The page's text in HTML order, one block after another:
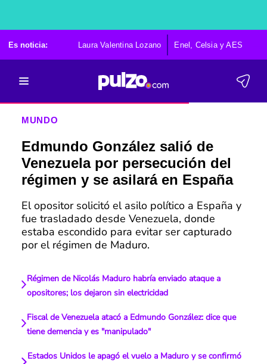
Es noticia: Laura Valentina Lozano Enel, Celsia y AES
MUNDO
Edmundo González salió de
Venezuela por persecución del
régimen y se asilará en España
El opositor solicitó el asilo político a España y
fue trasladado desde Venezuela, donde
estaba escondido para evitar ser capturado
por el régimen de Maduro.
Régimen de Nicolás Maduro habría enviado ataque a
opositores; los dejaron sin electricidad
Fiscal de Venezuela atacó a Edmundo González: dice que
tiene demencia y es "manipulado"
Estados Unidos le apagó el vuelo a Maduro y se confirmó